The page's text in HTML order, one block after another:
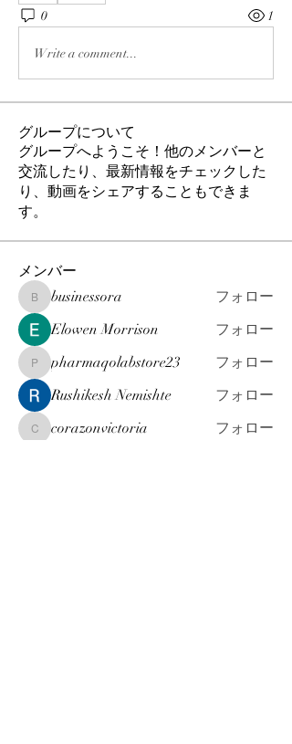
0 1
Write a comment...
グループについて
グループへようこそ！他のメンバーと
交流したり、最新情報をチェックした
り、動画をシェアすることもできま
す。
メンバー
businessora
businessora
フォロー
Elowen Morrison
フォロー
pharmaqolabstore23
pharmaqolabstore23
フォロー
Rushikesh Nemishte
フォロー
corazonvictoria
corazonvictoria
フォロー